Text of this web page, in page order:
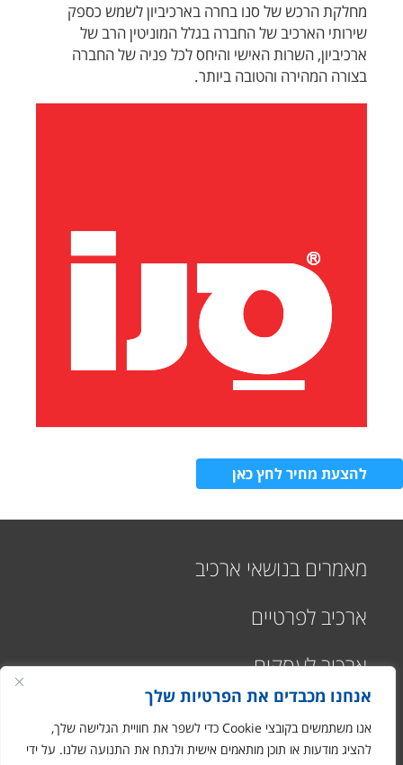
אנחנו מכבדים את הפרטיות שלך
אנו משתמשים בקובצי Cookie כדי לשפר את חוויית הגלישה שלך,
להציג מודעות או תוכן מותאמים אישית ולנתח את התנועה שלנו. על ידי
מחלקת הרכש של סנו בחרה בארכיביון לשמש כספק
שירותי הארכיב של החברה בגלל המוניטין הרב של
ארכיביון, השרות האישי והיחס לכל פניה של החברה
בצורה המהירה והטובה ביותר.
להצעת מחיר לחץ כאן
מאמרים בנושאי ארכיב
ארכיב לפרטיים
ארכיב לעסקים